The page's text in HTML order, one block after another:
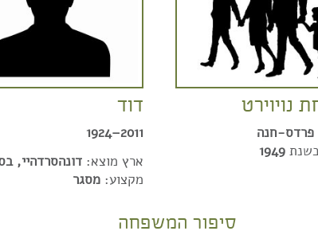
נויוירט
פרדס-חנה
1949
דוד
2011–1924
ארץ מוצא: דונהסרדהיי,
מקצוע: מסגר
סיפור המשפחה